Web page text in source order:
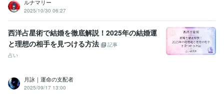
ルナマリー
2025/10/30 06:27
西洋占星術で結婚を徹底解説！2025年の結婚運
と理想の相手を見つける方法
記事
占い
月詠｜運命の支配者
2025/09/17 13:00